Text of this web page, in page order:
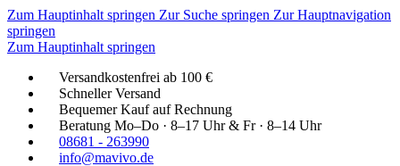
Zum Hauptinhalt springen Zur Suche springen Zur Hauptnavigation
springen
Zum Hauptinhalt springen
Versandkostenfrei ab 100 €
Schneller Versand
Bequemer Kauf auf Rechnung
Beratung Mo–Do · 8–17 Uhr & Fr · 8–14 Uhr
08681 - 263990
info@mavivo.de